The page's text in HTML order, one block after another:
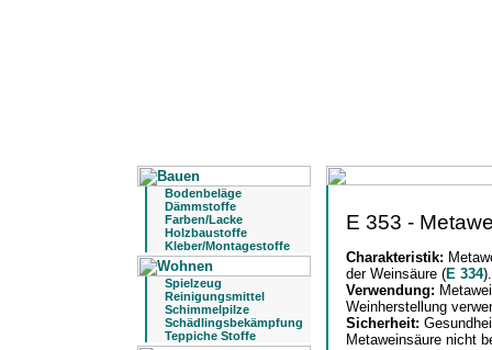
Bodenbeläge
Dämmstoffe
Farben/Lacke
Holzbaustoffe
Kleber/Montagestoffe
Spielzeug
Reinigungsmittel
Schimmelpilze
Schädlingsbekämpfung
Teppiche Stoffe
E 353 -
Charakteristik:
der Weinsäure (E 334).
Verwendung:
Weinherstellung
Sicherheit:
Metaweinsäure nicht